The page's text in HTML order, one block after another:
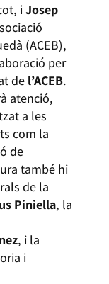
iJosep
(ACEB),
per
de l’ACEB.
atenció,
a les
com la
de
també hi
de la
Piniella, la
, i la
i